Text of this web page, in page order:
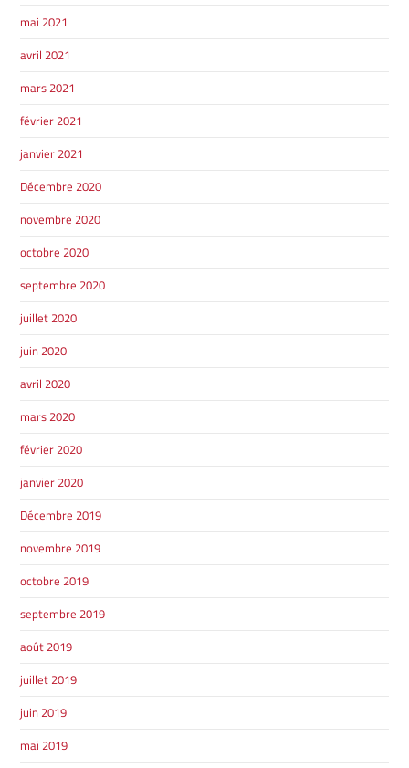
mai 2021
avril 2021
mars 2021
février 2021
janvier 2021
Décembre 2020
novembre 2020
octobre 2020
septembre 2020
juillet 2020
juin 2020
avril 2020
mars 2020
février 2020
janvier 2020
Décembre 2019
novembre 2019
octobre 2019
septembre 2019
août 2019
juillet 2019
juin 2019
mai 2019
SHERBROOKE